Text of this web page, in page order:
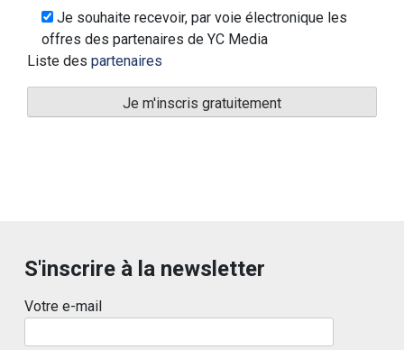
Je souhaite recevoir, par voie électronique les
offres des partenaires de YC Media
Liste des partenaires
S'inscrire à la newsletter
Votre e-mail